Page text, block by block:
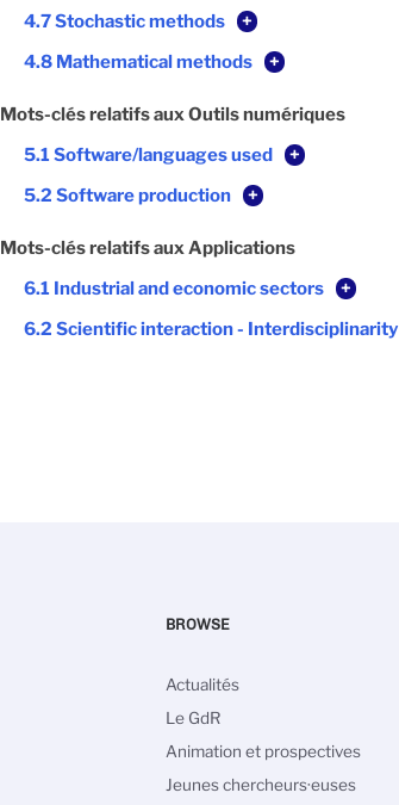
4.7 Stochastic methods
+
4.8 Mathematical methods
+
Mots-clés relatifs aux Outils numériques
5.1 Software/languages used
+
5.2 Software production
+
Mots-clés relatifs aux Applications
6.1 Industrial and economic sectors
+
6.2 Scientific interaction - Interdisciplinarity
BROWSE
Main
navigation
Actualités
Le GdR
Animation et prospectives
Jeunes chercheurs·euses